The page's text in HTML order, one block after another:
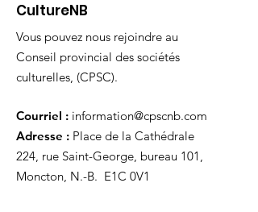
CultureNB
Vous pouvez nous rejoindre au
Conseil provincial des sociétés
culturelles, (CPSC).
Courriel : information@cpscnb.com
Adresse : Place de la Cathédrale
224, rue Saint-George, bureau 101,
Moncton, N.-B. E1C 0V1